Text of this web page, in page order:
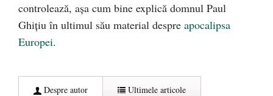
controlează, așa cum bine explică domnul Paul
Ghițiu în ultimul său material despre apocalipsa
Europei.
Despre autor Ultimele articole